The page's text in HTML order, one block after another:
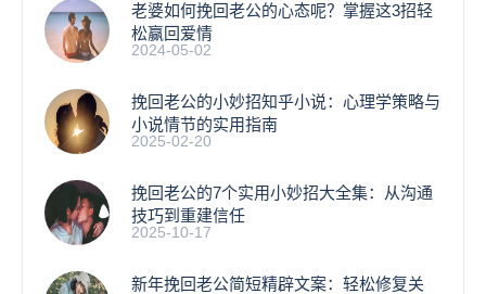
老婆如何挽回老公的心态呢？掌握这3招轻
松赢回爱情
2024-05-02
挽回老公的小妙招知乎小说：心理学策略与
小说情节的实用指南
2025-02-20
挽回老公的7个实用小妙招大全集：从沟通
技巧到重建信任
2025-10-17
新年挽回老公简短精辟文案：轻松修复关